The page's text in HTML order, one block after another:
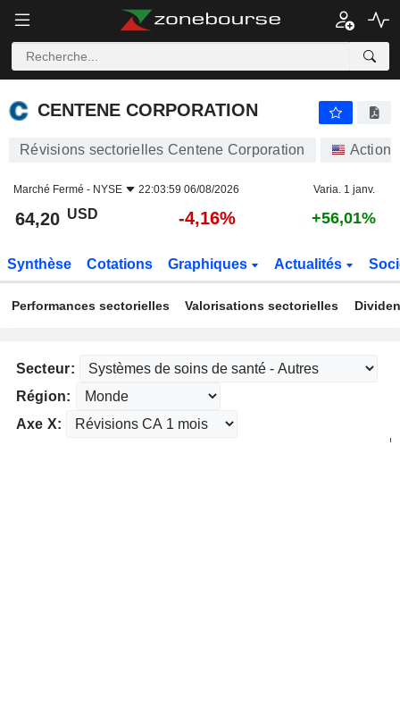
CENTENE CORPORATION
CENTENE CORPORATION
Révisions sectorielles Centene Corporation Actions
Marché Fermé - NYSE 22:03:59 06/08/2026 Varia. 1 janv.
64,20 USD -4,16% +56,01%
Synthèse Cotations Graphiques Actualités
Performances sectorielles Valorisations sectorielles
Secteur:
Région:
Axe X: